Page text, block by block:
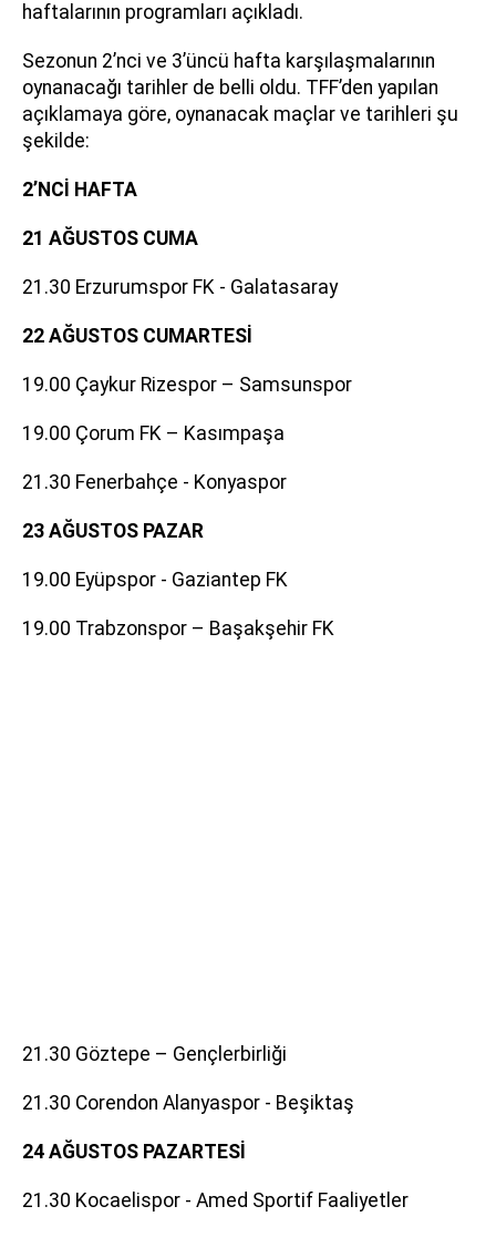
haftalarının programları açıkladı.
Sezonun 2’nci ve 3’üncü hafta karşılaşmalarının
oynanacağı tarihler de belli oldu. TFF’den yapılan
açıklamaya göre, oynanacak maçlar ve tarihleri şu
şekilde:
2’NCİ HAFTA
21 AĞUSTOS CUMA
21.30 Erzurumspor FK - Galatasaray
22 AĞUSTOS CUMARTESİ
19.00 Çaykur Rizespor – Samsunspor
19.00 Çorum FK – Kasımpaşa
21.30 Fenerbahçe - Konyaspor
23 AĞUSTOS PAZAR
19.00 Eyüpspor - Gaziantep FK
19.00 Trabzonspor – Başakşehir FK
21.30 Göztepe – Gençlerbirliği
21.30 Corendon Alanyaspor - Beşiktaş
24 AĞUSTOS PAZARTESİ
21.30 Kocaelispor - Amed Sportif Faaliyetler